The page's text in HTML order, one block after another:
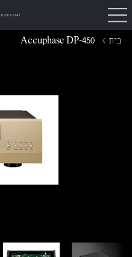
AUDIOLAND
בית >
Accuphase DP-450